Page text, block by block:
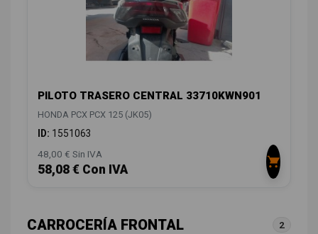
PILOTO TRASERO CENTRAL 33710KWN901
HONDA PCX PCX 125 (JK05)
ID: 1551063
48,00 € Sin IVA
58,08 € Con IVA
CARROCERÍA FRONTAL 2